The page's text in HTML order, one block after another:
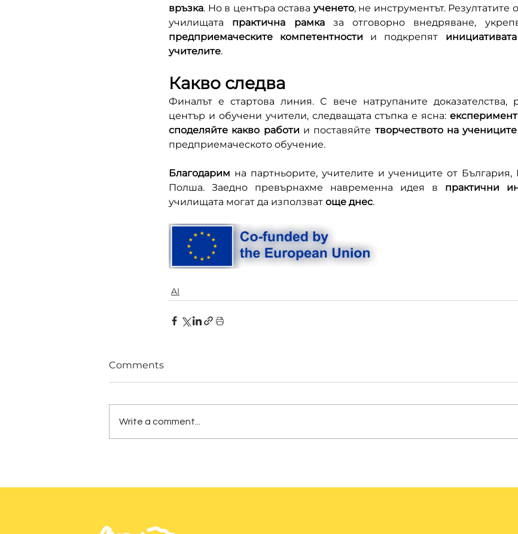
връзка. Но в центъра остава ученето, не инструментът. Резултатите
училищата практична рамка за отговорно внедряване,
предприемаческите компетентности и подкрепят
учителите.
Какво следва
Финалът е стартова линия. С вече натрупаните доказателства,
център и обучени учители, следващата стъпка е ясна:
споделяйте какво работи и поставяйте творчеството на учениците
предприемаческото обучение.
Благодарим на партньорите, учителите и учениците от България,
Полша. Заедно превърнахме навременна идея в практични
училищата могат да използват още днес.
AI
Comments
Write a comment...